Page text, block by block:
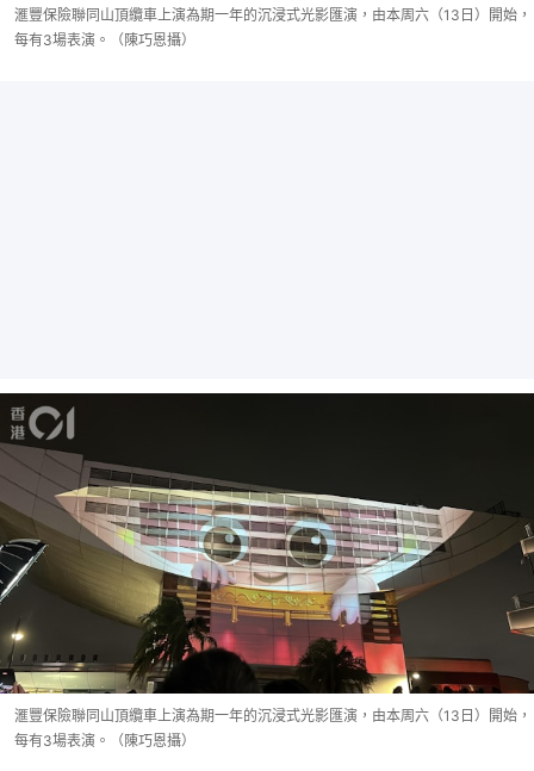
滙豐保險聯同山頂纜車上演為期一年的沉浸式光影匯演，由本周六（13日）開始，
每有3場表演。（陳巧恩攝）
滙豐保險聯同山頂纜車上演為期一年的沉浸式光影匯演，由本周六（13日）開始，
每有3場表演。（陳巧恩攝）